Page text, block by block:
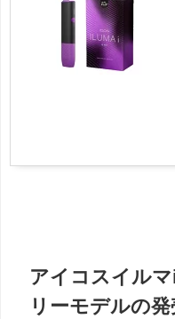
アイコスイル
リーモデルの